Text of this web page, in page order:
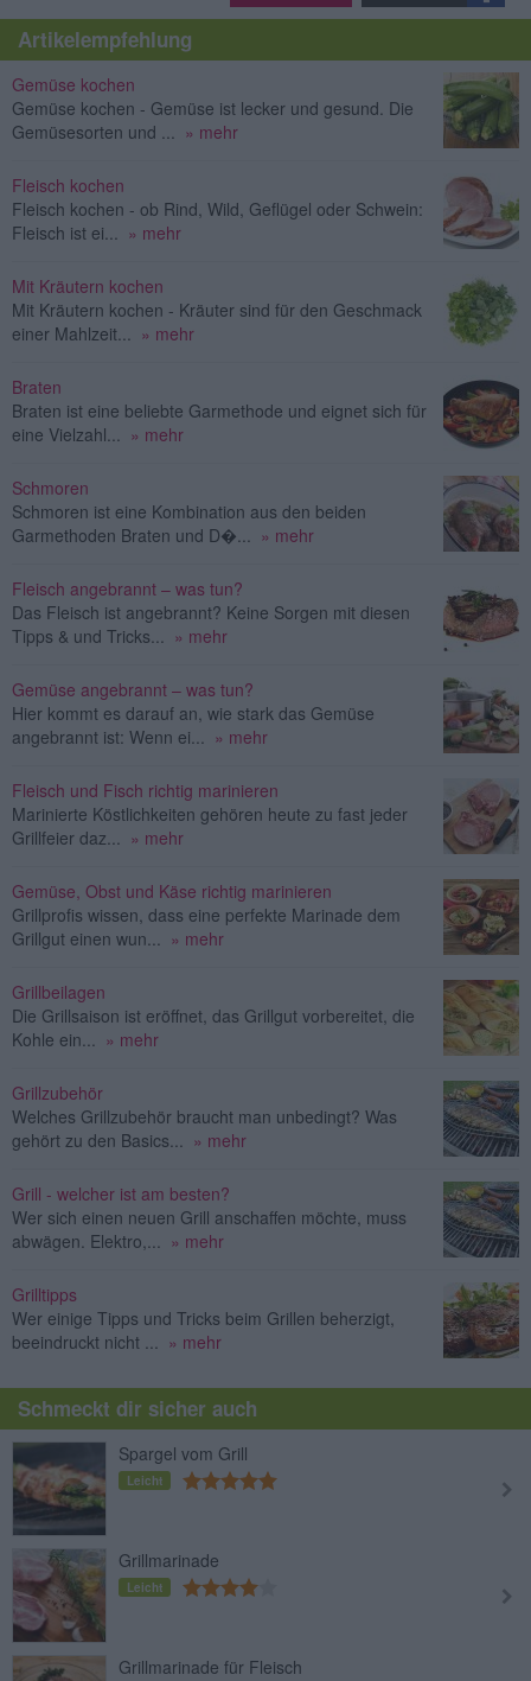
Artikelempfehlung
Gemüse kochen
Gemüse kochen - Gemüse ist lecker und gesund. Die
Gemüsesorten und ... » mehr
Fleisch kochen
Fleisch kochen - ob Rind, Wild, Geflügel oder Schwein:
Fleisch ist ei... » mehr
Mit Kräutern kochen
Mit Kräutern kochen - Kräuter sind für den Geschmack
einer Mahlzeit... » mehr
Braten
Braten ist eine beliebte Garmethode und eignet sich für
eine Vielzahl... » mehr
Schmoren
Schmoren ist eine Kombination aus den beiden
Garmethoden Braten und D�... » mehr
Fleisch angebrannt – was tun?
Das Fleisch ist angebrannt? Keine Sorgen mit diesen
Tipps & und Tricks... » mehr
Gemüse angebrannt – was tun?
Hier kommt es darauf an, wie stark das Gemüse
angebrannt ist: Wenn ei... » mehr
Fleisch und Fisch richtig marinieren
Marinierte Köstlichkeiten gehören heute zu fast jeder
Grillfeier daz... » mehr
Gemüse, Obst und Käse richtig marinieren
Grillprofis wissen, dass eine perfekte Marinade dem
Grillgut einen wun... » mehr
Grillbeilagen
Die Grillsaison ist eröffnet, das Grillgut vorbereitet, die
Kohle ein... » mehr
Grillzubehör
Welches Grillzubehör braucht man unbedingt? Was
gehört zu den Basics... » mehr
Grill - welcher ist am besten?
Wer sich einen neuen Grill anschaffen möchte, muss
abwägen. Elektro,... » mehr
Grilltipps
Wer einige Tipps und Tricks beim Grillen beherzigt,
beeindruckt nicht ... » mehr
Schmeckt dir sicher auch
Spargel vom Grill
Leicht
Grillmarinade
Leicht
Grillmarinade für Fleisch